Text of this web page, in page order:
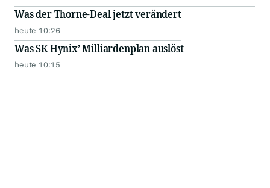
Was der Thorne-Deal jetzt verändert
heute 10:26
Was SK Hynix’ Milliardenplan auslöst
heute 10:15